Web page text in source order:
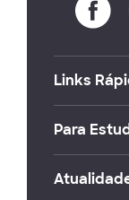
Links
Para